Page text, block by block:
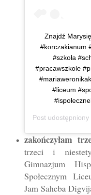
Znajdź
#korczakianum
#szkoła
#pracawszkole
#liceum
Post udostępniony
zakończyłam
trzeci i
Gimnazjum
Społecznym
Jam Saheba